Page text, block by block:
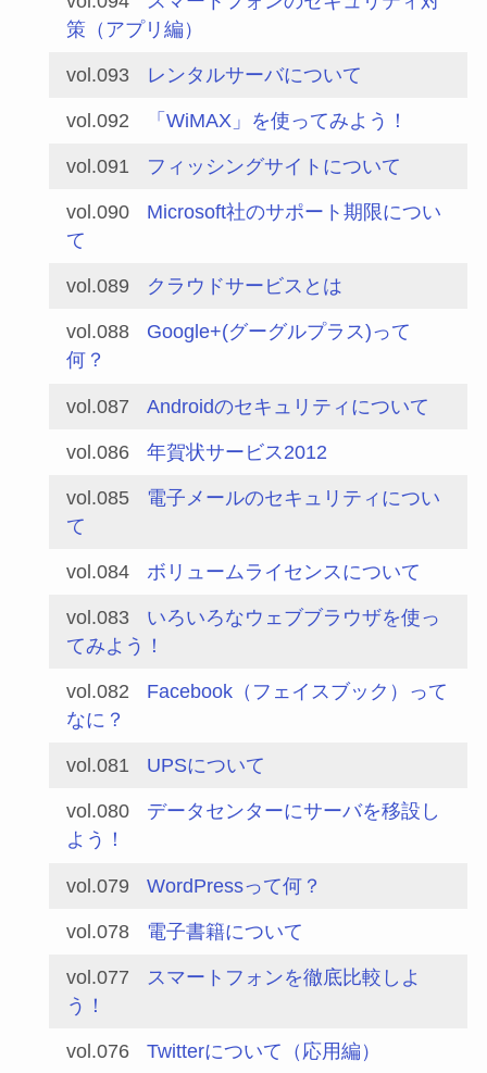
策（アプリ編）
vol.093 レンタルサーバについて
vol.092 「WiMAX」を使ってみよう！
vol.091 フィッシングサイトについて
vol.090
Microsoft社のサポート期限につい
て
vol.089 クラウドサービスとは
vol.088
Google+(グーグルプラス)って
何？
vol.087 Androidのセキュリティについて
vol.086 年賀状サービス2012
vol.085
電子メールのセキュリティについ
て
vol.084 ボリュームライセンスについて
vol.083
いろいろなウェブブラウザを使っ
てみよう！
vol.082
Facebook（フェイスブック）って
なに？
vol.081 UPSについて
vol.080
データセンターにサーバを移設し
よう！
vol.079 WordPressって何？
vol.078 電子書籍について
vol.077
スマートフォンを徹底比較しよ
う！
vol.076 Twitterについて（応用編）